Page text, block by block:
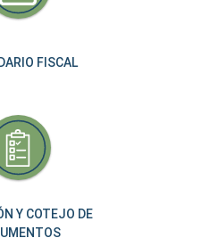
FISCAL
Y COTEJO DE